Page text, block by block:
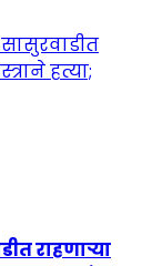
राहणाऱ्या